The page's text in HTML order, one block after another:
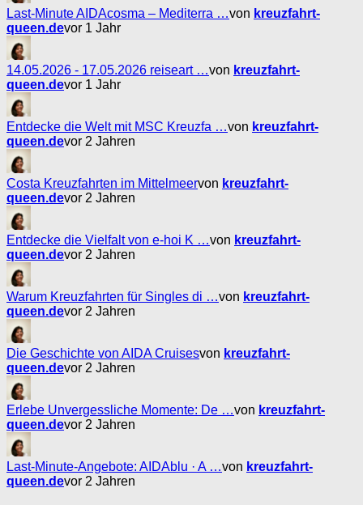
Last-Minute AIDAcosma – Mediterra …von kreuzfahrt-
queen.devor 1 Jahr
14.05.2026 - 17.05.2026 reiseart …von kreuzfahrt-
queen.devor 1 Jahr
Entdecke die Welt mit MSC Kreuzfa …von kreuzfahrt-
queen.devor 2 Jahren
Costa Kreuzfahrten im Mittelmeervon kreuzfahrt-
queen.devor 2 Jahren
Entdecke die Vielfalt von e-hoi K …von kreuzfahrt-
queen.devor 2 Jahren
Warum Kreuzfahrten für Singles di …von kreuzfahrt-
queen.devor 2 Jahren
Die Geschichte von AIDA Cruisesvon kreuzfahrt-
queen.devor 2 Jahren
Erlebe Unvergessliche Momente: De …von kreuzfahrt-
queen.devor 2 Jahren
Last-Minute-Angebote: AIDAblu · A …von kreuzfahrt-
queen.devor 2 Jahren